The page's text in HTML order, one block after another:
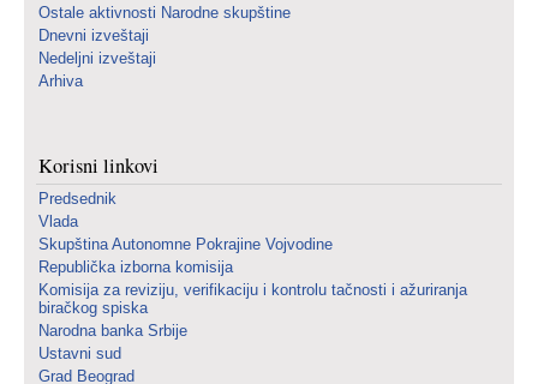
Ostale aktivnosti Narodne skupštine
Dnevni izveštaji
Nedeljni izveštaji
Arhiva
Korisni linkovi
Predsednik
Vlada
Skupština Autonomne Pokrajine Vojvodine
Republička izborna komisija
Komisija za reviziju, verifikaciju i kontrolu tačnosti i ažuriranja
biračkog spiska
Narodna banka Srbije
Ustavni sud
Grad Beograd